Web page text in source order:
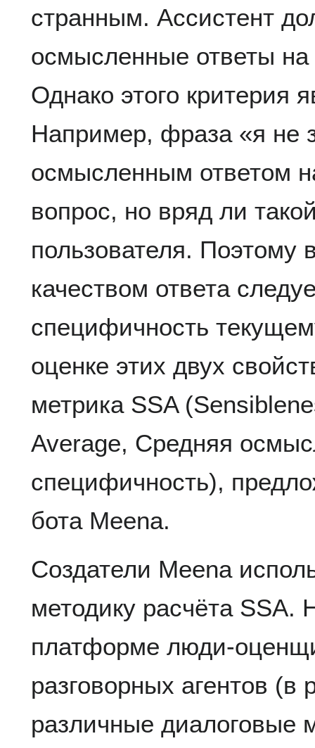
странным. Ассистент
осмысленные ответы на
Однако этого критерия
Например, фраза «я не
осмысленным ответом
вопрос, но вряд ли
пользователя.
качеством ответа
специфичность
оценке этих двух
метрика SSA
Average, Средняя
специфичность),
бота Meena.
Создатели Meena
методику расчёта SSA.
платформе люди-
разговорных агентов (в
различные